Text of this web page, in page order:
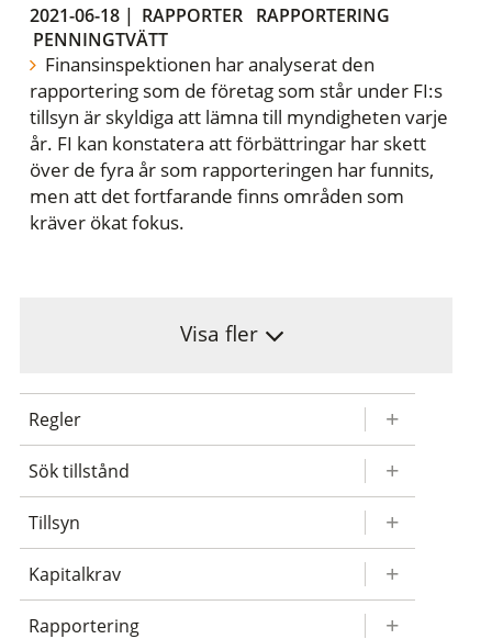
2021-06-18| RAPPORTER
RAPPORTERING
PENNINGTVÄTT
Finansinspektionen har analyserat den
rapportering som de företag som står under FI:s
tillsyn är skyldiga att lämna till myndigheten varje
år. FI kan konstatera att förbättringar har skett
över de fyra år som rapporteringen har funnits,
men att det fortfarande finns områden som
kräver ökat fokus.
Visa fler
Regler
Sök tillstånd
Tillsyn
Kapitalkrav
Rapportering